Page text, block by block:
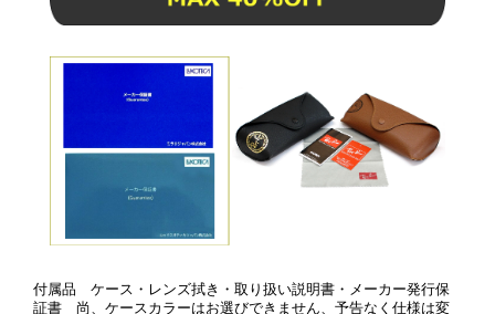
付属品 ケース・レンズ拭き・取り扱い説明書・メーカー発行保
証書 尚、ケースカラーはお選びできません、予告なく仕様は変